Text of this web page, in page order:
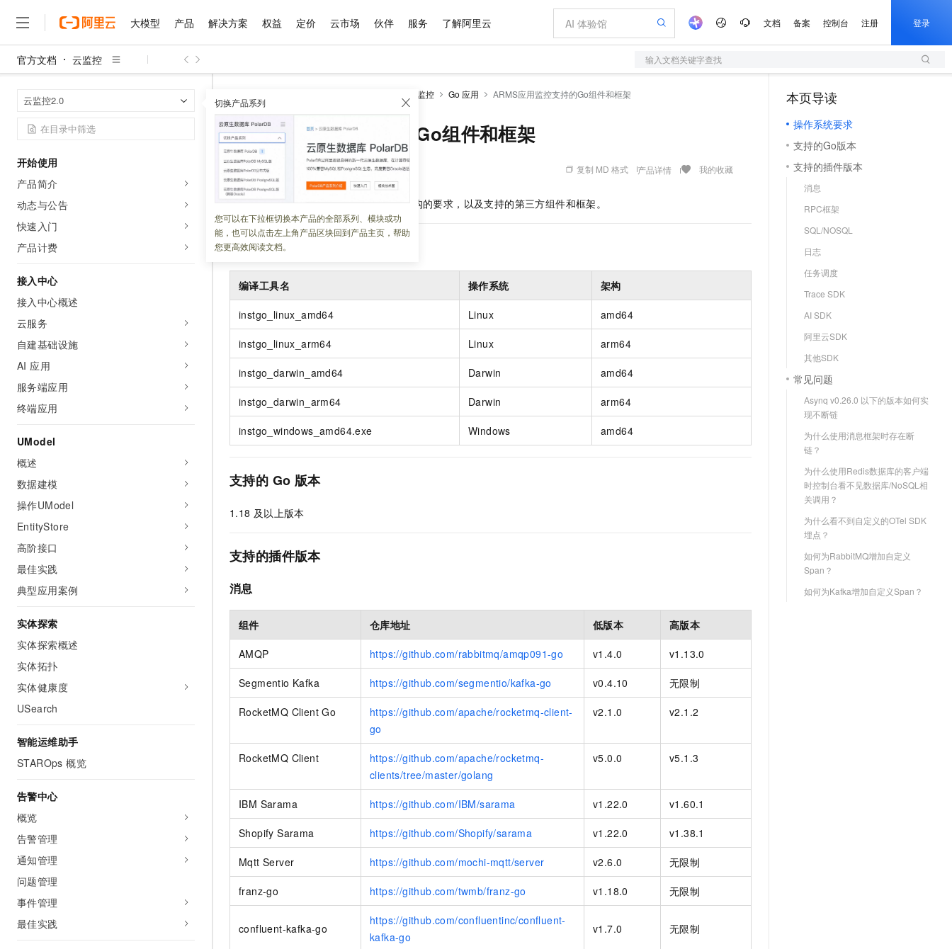
大模型 产品 解决方案 权益 定价 云市场 伙伴 服务 了解阿里云 文档 备案 控制台 注册 登录
官方文档 云监控 输入文档关键字查找
云监控2.0 切换产品系列
您可以在下拉框切换本产品的全部系列、模块或功
能，也可以点击左上角产品区块回到产品主页，帮助
您更高效阅读文档。
开始使用
产品简介
动态与公告
快速入门
产品计费
接入中心
接入中心概述
云服务
自建基础设施
AI 应用
服务端应用
终端应用
UModel
概述
数据建模
操作UModel
EntityStore
高阶接口
最佳实践
典型应用案例
实体探索
实体探索概述
实体拓扑
实体健康度
USearch
智能运维助手
STAROps 概览
告警中心
概览
告警管理
通知管理
问题管理
事件管理
最佳实践
应用监控 Go 应用 ARMS应用监控支持的Go组件和框架
ARMS应用监控支持的Go组件和框架
更新时间： 2026-08-03 06:49:42 复制 MD 格式 产品详情 我的收藏
应用监控对操作系统和架构的要求，以及支持的第三方组件和框架。
操作系统要求
编译工具名 操作系统 架构
instgo_linux_amd64 Linux amd64
instgo_linux_arm64 Linux arm64
instgo_darwin_amd64 Darwin amd64
instgo_darwin_arm64 Darwin arm64
instgo_windows_amd64.exe Windows amd64
支持的 Go 版本
1.18 及以上版本
支持的插件版本
消息
组件 仓库地址 低版本 高版本
AMQP https://github.com/rabbitmq/amqp091-go v1.4.0 v1.13.0
Segmentio Kafka https://github.com/segmentio/kafka-go v0.4.10 无限制
RocketMQ Client Go
https://github.com/apache/rocketmq-client-
go
v2.1.0 v2.1.2
RocketMQ Client
https://github.com/apache/rocketmq-
clients/tree/master/golang
v5.0.0 v5.1.3
IBM Sarama https://github.com/IBM/sarama v1.22.0 v1.60.1
Shopify Sarama https://github.com/Shopify/sarama v1.22.0 v1.38.1
Mqtt Server https://github.com/mochi-mqtt/server v2.6.0 无限制
franz-go https://github.com/twmb/franz-go v1.18.0 无限制
confluent-kafka-go
https://github.com/confluentinc/confluent-
kafka-go
v1.7.0 无限制
本页导读
操作系统要求
支持的Go版本
支持的插件版本
消息
RPC框架
SQL/NOSQL
日志
任务调度
Trace SDK
AI SDK
阿里云SDK
其他SDK
常见问题
Asynq v0.26.0 以下的版本如何实
现不断链
为什么使用消息框架时存在断
链？
为什么使用Redis数据库的客户端
时控制台看不见数据库/NoSQL相
关调用？
为什么看不到自定义的OTel SDK
埋点？
如何为RabbitMQ增加自定义
Span？
如何为Kafka增加自定义Span？
大模型
大模型服务平台百炼
大模型
文本生成
Qwen3.8-Max HOT
智能体时代全能旗舰模型
能看、能想、能动手的多模态智能体模型
Kimi 最新旗舰模型，长程编程与推理利器
1M上下文，专为长程任务能力而生
图生视频，流畅自然，细节丰富
语音识别与合成
大模型服务
千问AI平台-Token Plan NEW 大模型服务平台百炼-应用模版
丰富多元化的应用模版和解决方案
大模型原生应用
Qoder HOT NEW
智能客服平台，对话机器人、对话分析、智能外呼
大模型服务平台百炼 - 全妙
大模型解决方案
快速部署 Dify，高效搭建 AI 应用
依托云原生高可用架构,实现Dify私有化部署
10 分钟在聊天系统中增加一个 AI 助手
在企业官网、通讯软件中为客户提供 AI 客服
用1%尺寸在特定领域达到大模型90%以上效果
即刻拥有 DeepSeek-R1 满血版
多种方案随心选，轻松解锁专属 DeepSeek
从文本、图片、视频中提取结构化的属性信息
超强辅助，Bolt.diy 一步搞定创意建站
与 AI 智能体进行实时音视频通话
产品
精选产品
人工智能与机器学习
容器
存储
网络与CDN
安全
中间件
数据库
媒体服务
企业服务与云通信
域名与网站
终端用户计算
Serverless
开发工具
迁移与运维管理
专有云
精选产品
大模型服务平台百炼
大模型服务与应用平台
千问大模型
多元化、高性能、安全可靠的大模型服务
无影云电脑
随时随地安全接入的云上超级电脑
云解析DNS
云原生大数据计算服务 MaxCompute
面向分析的企业级SaaS模式云数据仓库
域名与网站
提供智能易用的域名与建站服务
对象存储 OSS
人工智能平台 PAI 大模型
一站式AI开发、训练和推理服务
Qoder CN
容器服务 Kubernetes 版 ACK
提供一站式管理容器应用的 K8s 服务
全托管，含MySQL、PostgreSQL、SQL Server、MariaDB多引擎
Qoder
面向真实软件的智能体编程平台
云防火墙
云原生的云上边界网络安全防护产品
轻量应用服务器
数字证书管理服务（原SSL证书）
实现全站 HTTPS，呈现可信的 Web 访问
解决方案
精选解决方案
AI
大数据
现代化应用
安全
网络
可观测
上云与迁云
企业出海
政企业务
精选解决方案
睿译宝，AI翻译排版一步到位
上传文档即自动完成翻译和格式还原
GLM-5.2：长任务时代开源旗舰模型
真正可用的 1M 上下文,一次完成代码全链路开发
Hermes Agent，打造自进化智能体
自主进化，持久记忆，越用越聪明
快速拥有专属 OpenClaw
即刻拥有 DeepSeek-V4-Pro
轻松解锁专属 DeepSeek-V4-Pro
5 分钟轻松部署专属 QwenPaw HOT
从聊天伙伴进化为能主动干活的本地数字员工
Claude Code + GStack 打造工程团队
一键购买专属联机服务器，轻松开启游戏
高效搭建 AI 智能体与工作流应用
Agency Agents：拥有专属领域专家
HappyHorse 打造一站式影视创作平台
漫剧工坊：一站式动画创作平台
快速生产连贯的高质量长漫剧
高效部署网站，快速应用到小程序
权益 普惠上云
普惠上云 官方力荐
云服务器38元/年起，超值低价云产品抢先购
官方推荐返现计划
推荐新用户得奖励，单订单最高返9万
云工开物
高校专属算力普惠，学生认证享300元代金券
免费试用
解决方案免费试用 新老同享
最高领取价值200元试用点，立即开启云上创新
AI 产品 免费试用
1亿+ 大模型 tokens 和 30+ 款产品免费体验
140+云产品 免费试用
产品新客免费试用，最长12个月
大模型ACA认证体验
助力企业全员 AI 认知与能力提升
AI 特惠
智启 AI 普惠权益
至高享 1亿+免费 tokens，加速 Al 应用落地
阿里云 OPC 创新助力计划
至高百万元 Token 补贴，加速一人公司成长
Token Plan 模型订阅计划 NEW
Qwen3.8-Max 首发尝鲜，限时加量 10 倍，夜间低至2折
千问办公，限时限量积分加倍
万小智 AI 建站低至 15元/月
送.CN域名，送备案服务码
Night Plan 支持 Qwen 3.8-Max NEW
夜间 5 折，Qwen/Meoo/TokenPlan 客户专享
AI 场景体验
从图文生成到视频创作，一键激活电商全链路生产力
AI 广告创作
图文、视频一站生成，高效打造优质广告素材
AI 短剧/漫剧
AI助力短剧漫剧创作，剧本、分镜、视频高效生成
AI 办公
AI智能应用，一键激活高效办公新体验
智能客服
自动承接线索、识别商机，让客服更高效、服务更出色。
AI 活动
AI 生产力先锋
先锋实践拓展 AI 生产力的边界
飞天发布时刻
所见，即是所愿
从基础到进阶，Agent 创客手把手教你
覆盖90%+业务场景，专享组合折扣价
精选AI产品，从模型到应用全链提效
AI 用量加速计划
新老同享，达量后返
定价 产品定价
了解云产品的定价详情
云上成本管理
管理和优化成本
价格计算器
自助选配和估算价格
价格优势
推动算力普惠，释放技术红利
配置报价器
阿里云 OPC 创新助力计划
Token 补贴，五大权
益加速 OPC 成功
云市场 精选商城
网站建设
多端小程序
Salesforce 国际版订阅
友盟天域
观测云
Tuya 物联网平台阿里云版
电子合同
畅捷通
Tableau 订阅
生态解决方案
行业生态解决方案
AI 开发和 AI 应用解决方案
数据与 API
数据集
手机三要素
身份实名认证
短信
OCR 文字识别
发票查验
企业应用
ERP
CRM
基础软件
JAVA
WordPress
Ubuntu
Red Hat
建站小程序
模板建站
专业服务
防火墙
AI 应用及服务市场
自然语言处理
伙伴 成为销售伙伴
分销伙伴
咨询伙伴
销售伙伴合作计划
Salesforce On Alibaba Cloud
Consulting Partner 合作计划
AI 大模型销售与服务生态合作计划
成为产品伙伴
产品生态集成认证中心
产品生态伙伴
产品生态伙伴工作台
产品伙伴合作计划
云网络合作计划
成为服务伙伴
服务生态伙伴
服务伙伴合作计划
Al MaaS 服务伙伴赋能合作
伙伴信用分合作计划
更多支持
合作伙伴培训与认证
查询合作伙伴
登录合作伙伴管理后台
服务 售前咨询
在线服务
售后服务
自助服务
工单服务
短信专区
企业增值服务
企业支持计划
专家技术服务
企业增值服务台
企业成长
服务实践
阿里云认证
信息公告
开发者社区
了解阿里云 为什么选择阿里云
什么是云计算
技术领先
稳定可靠
安全合规
分析师报告
研究报告与白皮书
天池大赛
云开发大赛
入门学习赛
最佳实践
云上春晚
云上奥运之旅
云栖战略参考
云上的中国
看见新力量
金融模力时刻
市场活动
高校合作
科研合作
加入我们
校园招聘